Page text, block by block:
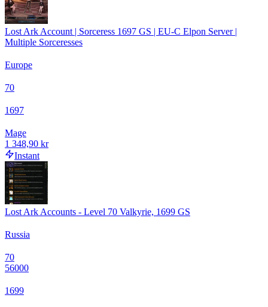
Lost Ark Account | Sorceress 1697 GS | EU-C Elpon Server |
Multiple Sorceresses
Europe
70
1697
Mage
1 348,90 kr
Instant
Lost Ark Accounts - Level 70 Valkyrie, 1699 GS
Russia
70
56000
1699